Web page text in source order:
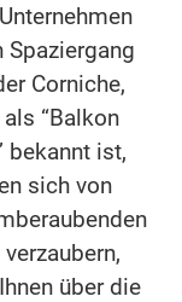
Spaziergang
Corniche,
“Balkon
bekannt ist,
sich von
über die